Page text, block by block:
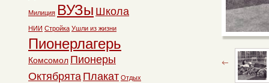
Милиция ВУЗы Школа
НИИ Стройка Ушли из жизни
Пионерлагерь
Комсомол Пионеры
Октябрята Плакат Отдых